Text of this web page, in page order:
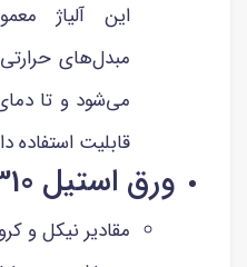
این آلیاژ
مبدل‌های
قابلیت استفاده
ورق استیل 310 (نسوز)